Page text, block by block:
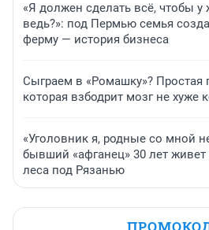
«Я должен сделать всё, чтобы
ведь?»: под Пермью семья
ферму — история бизнеса
Сыграем в «Ромашку»? Простая
которая взбодрит мозг не хуже
«Уголовник я, родные со мной
бывший «афганец» 30 лет
леса под Рязанью